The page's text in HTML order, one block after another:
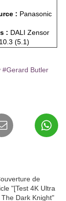
: Panasonic
: DALI Zensor
(5.1)
#Gerard Butler